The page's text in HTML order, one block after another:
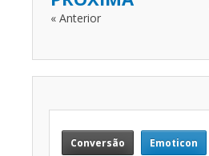
« Anterior
Conversão Emoticon